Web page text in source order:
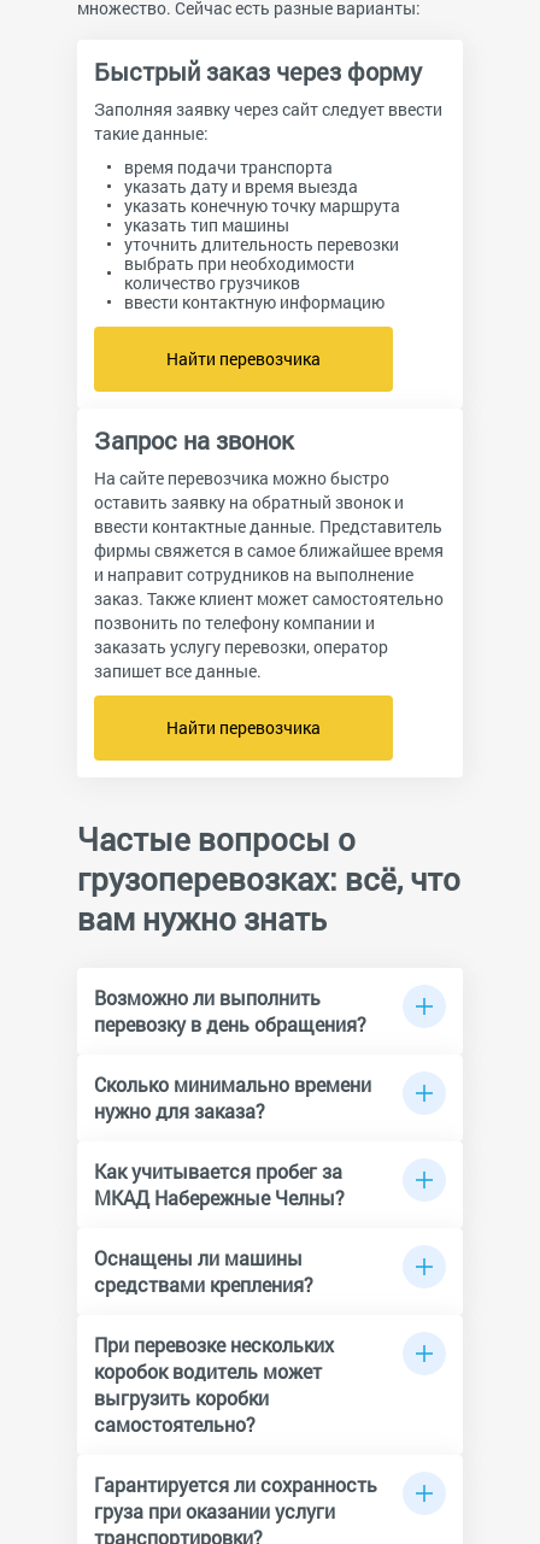
множество. Сейчас есть разные варианты:
Быстрый заказ через форму
Заполняя заявку через сайт следует ввести
такие данные:
время подачи транспорта
указать дату и время выезда
указать конечную точку маршрута
указать тип машины
уточнить длительность перевозки
выбрать при необходимости
количество грузчиков
ввести контактную информацию
Найти перевозчика
Запрос на звонок
На сайте перевозчика можно быстро
оставить заявку на обратный звонок и
ввести контактные данные. Представитель
фирмы свяжется в самое ближайшее время
и направит сотрудников на выполнение
заказ. Также клиент может самостоятельно
позвонить по телефону компании и
заказать услугу перевозки, оператор
запишет все данные.
Найти перевозчика
Частые вопросы о
грузоперевозках: всё, что
вам нужно знать
Возможно ли выполнить
перевозку в день обращения?
транспортировку в день звонка. При этом
вы можете получить дополнительные
опции, в частности если необходим грузчик.
Сколько минимально времени
нужно для заказа?
минут. Минимальным временем для заказа
считается 60 минут.
Как учитывается пробег за
МКАД Набережные Челны?
Оснащены ли машины
средствами крепления?
транспорте, но не во всех машинах. При
заказе следует уточнить нужные средства
крепления.
При перевозке нескольких
коробок водитель может
выгрузить коробки
самостоятельно?
помочь с выгрузкой коробок. К тарифу
будет прибавлена стоимость за услуги
грузчика.
Гарантируется ли сохранность
груза при оказании услуги
транспортировки?